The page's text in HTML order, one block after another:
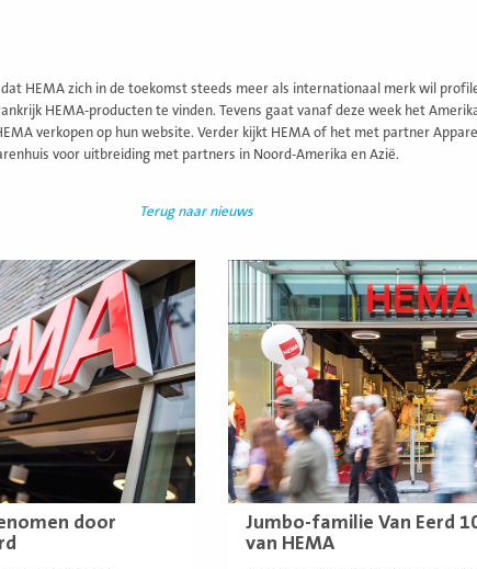
dat HEMA zich in de toekomst steeds meer als internationaal merk wil
HEMA-producten te vinden. Tevens gaat vanaf deze week het
verkopen op hun website. Verder kijkt HEMA of het met partner
voor uitbreiding met partners in Noord-Amerika en Azië.
Terug naar nieuws
door
Jumbo-familie Van Eerd
van HEMA
Lees